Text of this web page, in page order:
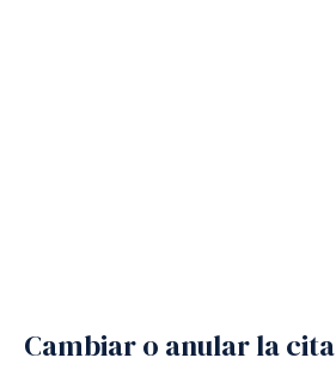
Cambiar o anular la cita